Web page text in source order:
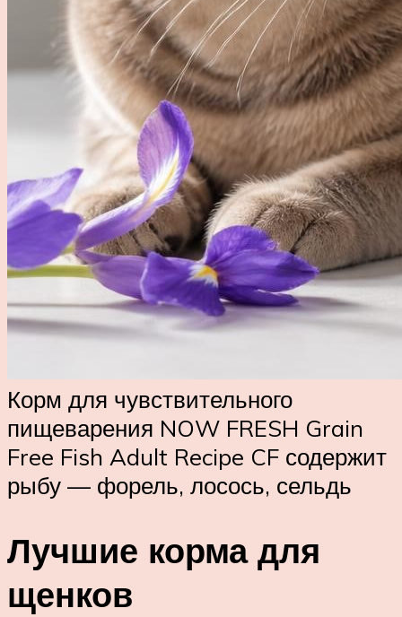
Корм для чувствительного
пищеварения NOW FRESH Grain
Free Fish Adult Recipe CF содержит
рыбу — форель, лосось, сельдь
Лучшие корма для
щенков